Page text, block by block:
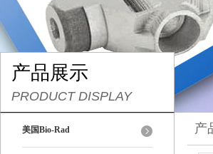
产品展示
PRODUCT DISPLAY
美国Bio-Rad 产